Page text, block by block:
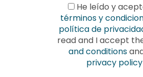
He leído y
términos y
política de
read and I accept
and conditions
privacy policy